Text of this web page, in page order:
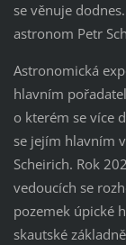
se věnuje
astronom Petr
Astronomická
hlavním
o kterém se více
se jejím hlavním
Scheirich. Rok
vedoucích se
pozemek úpické
skautské